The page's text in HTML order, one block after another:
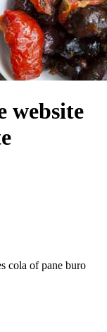
website
cola of pane buro